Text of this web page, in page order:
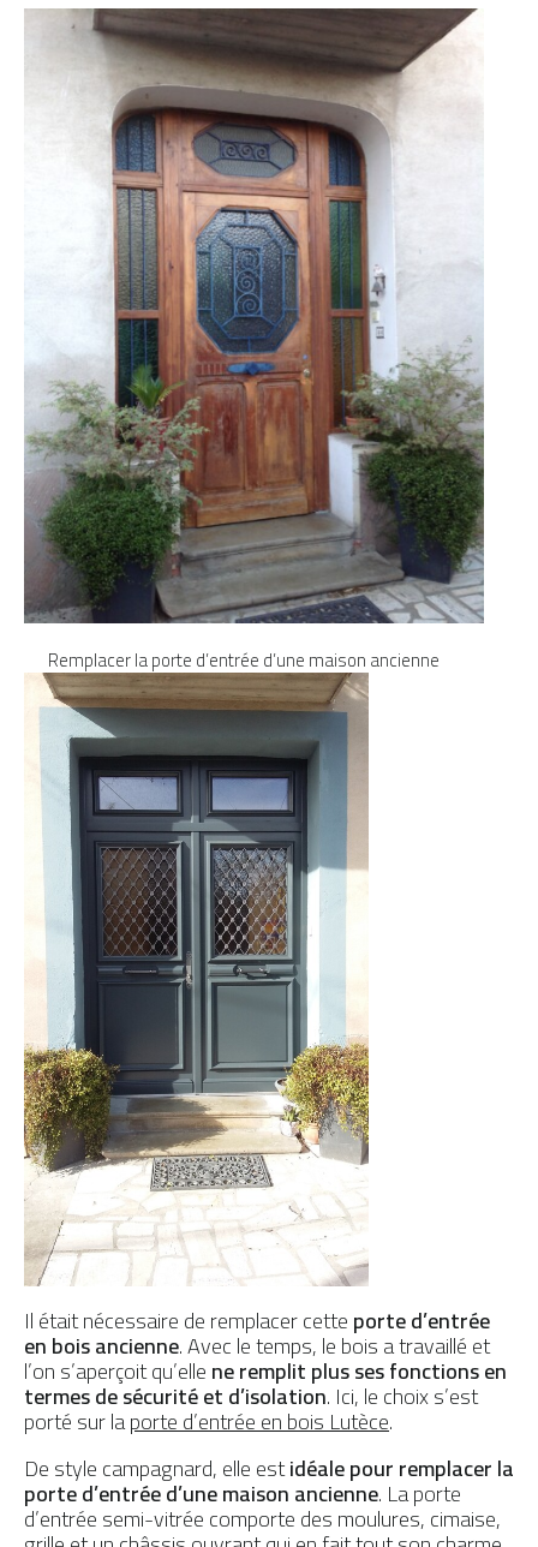
Remplacer la porte d’entrée d’une maison ancienne
Il était nécessaire de remplacer cetteporte d’entrée
en bois ancienne. Avec le temps, le bois a travaillé et
l’on s’aperçoit qu’ellene remplit plus ses fonctions en
termes de sécurité et d’isolation. Ici, le choix s’est
porté sur laporte d’entrée en bois Lutèce.
De style campagnard, elle estidéale pour remplacer la
porte d’entrée d’une maison ancienne. La porte
d’entrée semi-vitrée comporte des moulures, cimaise,